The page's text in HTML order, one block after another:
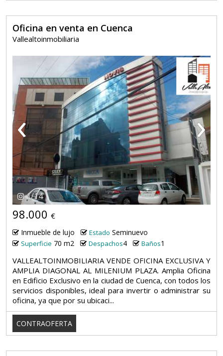
Oficina en venta en Cuenca
Vallealtoinmobiliaria
‹ ›
1/14
98.000 €
Inmueble de lujo Estado Seminuevo
Superficie 70 m2 Despachos4 Baños1
VALLEALTOINMOBILIARIA VENDE OFICINA EXCLUSIVA Y
AMPLIA DIAGONAL AL MILENIUM PLAZA. Amplia Oficina
en Edificio Exclusivo en la ciudad de Cuenca, con todos los
servicios disponibles, ideal para invertir o administrar su
oficina, ya que por su ubicaci...
CONTRAOFERTA